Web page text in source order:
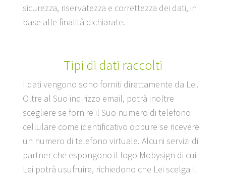
sicurezza, riservatezza e correttezza dei dati, in
base alle finalità dichiarate.
Tipi di dati raccolti
I dati vengono sono forniti direttamente da Lei.
Oltre al Suo indirizzo email, potrà inoltre
scegliere se fornire il Suo numero di telefono
cellulare come identificativo oppure se ricevere
un numero di telefono virtuale. Alcuni servizi di
partner che espongono il logo Mobysign di cui
Lei potrà usufruire, richiedono che Lei scelga il